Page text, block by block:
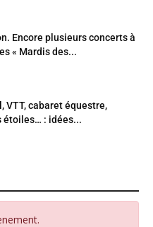
Encore plusieurs concerts à
« Mardis des...
VTT, cabaret équestre,
étoiles… : idées...